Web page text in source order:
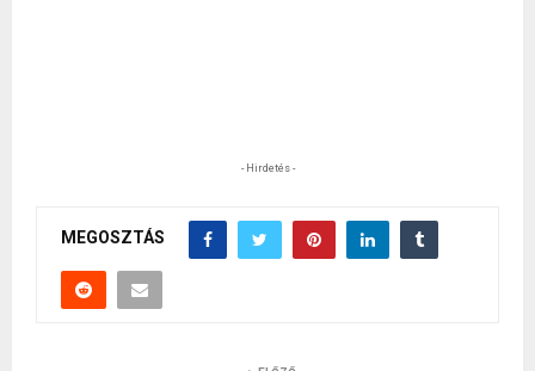
- Hirdetés -
MEGOSZTÁS